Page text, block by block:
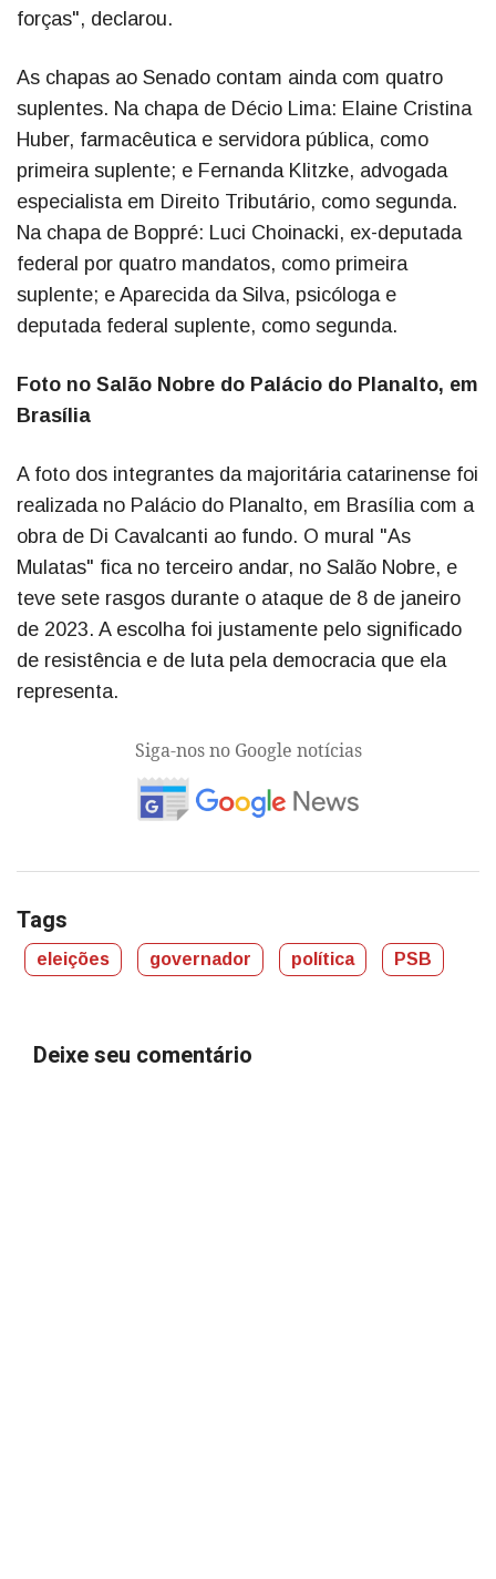
forças", declarou.
As chapas ao Senado contam ainda com quatro
suplentes. Na chapa de Décio Lima: Elaine Cristina
Huber, farmacêutica e servidora pública, como
primeira suplente; e Fernanda Klitzke, advogada
especialista em Direito Tributário, como segunda.
Na chapa de Boppré: Luci Choinacki, ex-deputada
federal por quatro mandatos, como primeira
suplente; e Aparecida da Silva, psicóloga e
deputada federal suplente, como segunda.
Foto no Salão Nobre do Palácio do Planalto, em
Brasília
A foto dos integrantes da majoritária catarinense foi
realizada no Palácio do Planalto, em Brasília com a
obra de Di Cavalcanti ao fundo. O mural "As
Mulatas" fica no terceiro andar, no Salão Nobre, e
teve sete rasgos durante o ataque de 8 de janeiro
de 2023. A escolha foi justamente pelo significado
de resistência e de luta pela democracia que ela
representa.
Siga-nos no Google notícias
Tags
eleições governador política PSB
Deixe seu comentário